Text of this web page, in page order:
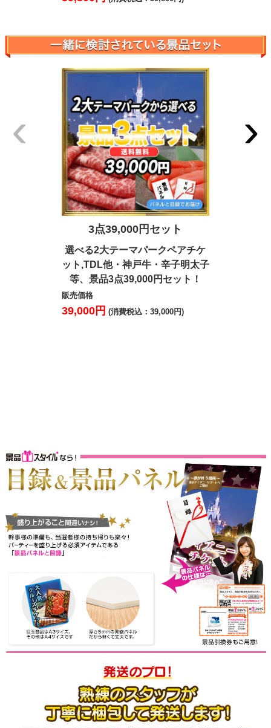
3点39,000円セット
選べる2大テーマパークペアチケ
ット,TDL他・神戸牛・辛子明太子
等、景品3点39,000円セット！
販売価格
39,000円 (消費税込：39,000円)
‹ ›